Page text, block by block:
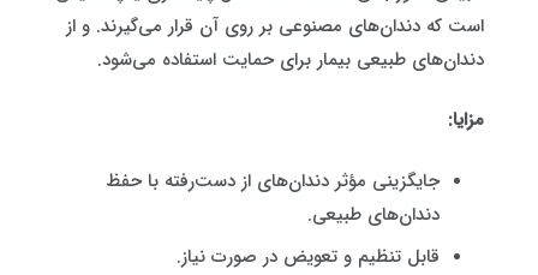
است که دندان‌های مصنوعی بر روی آن قرار می‌گیرند. و از
دندان‌های طبیعی بیمار برای حمایت استفاده می‌شود.
مزایا:
جایگزینی مؤثر دندان‌های از دست‌رفته با حفظ
دندان‌های طبیعی.
قابل تنظیم و تعویض در صورت نیاز.